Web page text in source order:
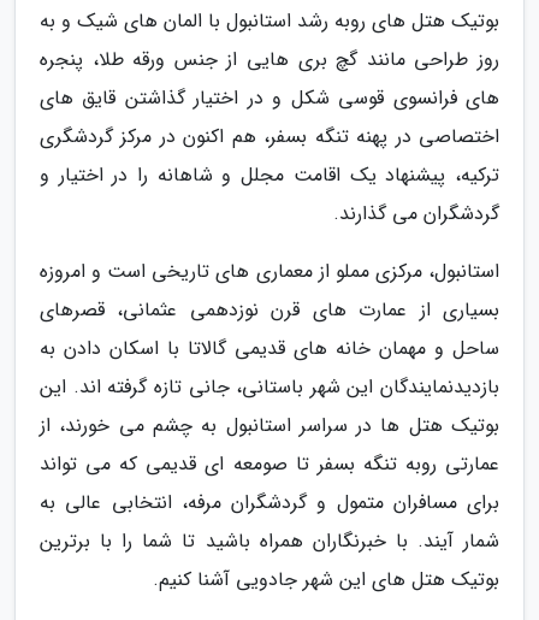
بوتیک هتل های روبه رشد استانبول با المان های شیک و به
روز طراحی مانند گچ بری هایی از جنس ورقه طلا، پنجره
های فرانسوی قوسی شکل و در اختیار گذاشتن قایق های
اختصاصی در پهنه تنگه بسفر، هم اکنون در مرکز گردشگری
ترکیه، پیشنهاد یک اقامت مجلل و شاهانه را در اختیار و
گردشگران می گذارند.
استانبول، مرکزی مملو از معماری های تاریخی است و امروزه
بسیاری از عمارت های قرن نوزدهمی عثمانی، قصرهای
ساحل و مهمان خانه های قدیمی گالاتا با اسکان دادن به
بازدیدنمایندگان این شهر باستانی، جانی تازه گرفته اند. این
بوتیک هتل ها در سراسر استانبول به چشم می خورند، از
عمارتی روبه تنگه بسفر تا صومعه ای قدیمی که می تواند
برای مسافران متمول و گردشگران مرفه، انتخابی عالی به
شمار آیند. با خبرنگاران همراه باشید تا شما را با برترین
بوتیک هتل های این شهر جادویی آشنا کنیم.